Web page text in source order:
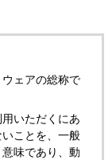
ェアの総称で
いただくにあ
ことを、一般
味であり、動